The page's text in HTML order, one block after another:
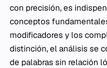
con precisión, es
conceptos
modificadores y los
distinción, el análisis se
de palabras sin relación